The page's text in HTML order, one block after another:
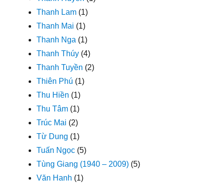
Thanh Lam (1)
Thanh Mai (1)
Thanh Nga (1)
Thanh Thúy (4)
Thanh Tuyền (2)
Thiên Phú (1)
Thu Hiền (1)
Thu Tâm (1)
Trúc Mai (2)
Từ Dung (1)
Tuấn Ngọc (5)
Tùng Giang (1940 – 2009) (5)
Văn Hanh (1)